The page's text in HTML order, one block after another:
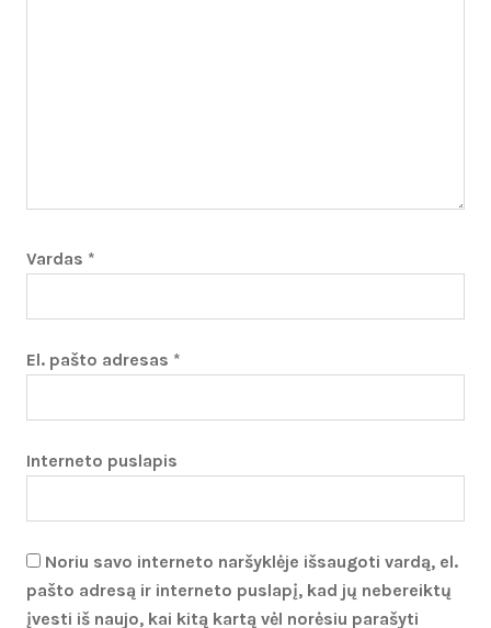
Vardas *
El. pašto adresas *
Interneto puslapis
Noriu savo interneto naršyklėje išsaugoti vardą, el.
pašto adresą ir interneto puslapį, kad jų nebereiktų
įvesti iš naujo, kai kitą kartą vėl norėsiu parašyti